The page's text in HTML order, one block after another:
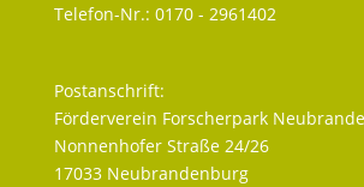
Telefon-Nr.: 0170 - 2961402
Postanschrift:
Förderverein Forscherpark
Nonnenhofer Straße 24/26
17033 Neubrandenburg